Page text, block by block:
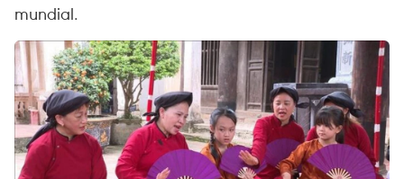
mundial.